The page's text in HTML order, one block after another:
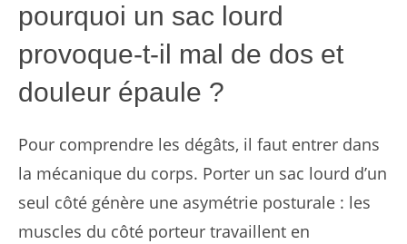
pourquoi un sac lourd
provoque-t-il mal de dos et
douleur épaule ?
Pour comprendre les dégâts, il faut entrer dans
la mécanique du corps. Porter un sac lourd d’un
seul côté génère une asymétrie posturale : les
muscles du côté porteur travaillent en